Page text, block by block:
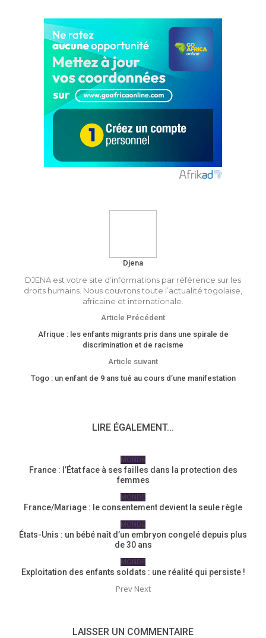
Djena
DJENA est votre site d’informations par référence sur les
droits humains. Nous couvrons toute l’actualité togolaise,
africaine et internationale.
Article Précédent
Afrique : les enfants migrants pris dans une spirale de
discrimination et de racisme
Article suivant
Togo : un enfant de 9 ans tué au cours d’une manifestation
LIRE ÉGALEMENT...
MONDE
France : l’État face à ses failles dans la protection des
femmes
MONDE
France/Mariage : le consentement devient la seule règle
MONDE
États-Unis : un bébé naît d’un embryon congelé depuis plus
de 30 ans
MONDE
Exploitation des enfants soldats : une réalité qui persiste !
Prev Next
LAISSER UN COMMENTAIRE